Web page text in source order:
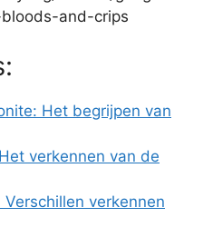
and-crips
Het begrijpen van
verkennen van de
verkennen